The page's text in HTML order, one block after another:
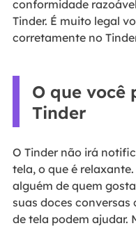
conformidade
Tinder. É muito legal
corretamente no
O que você
Tinder
O Tinder não irá
tela, o que é
alguém de quem
suas doces
de tela podem ajudar.